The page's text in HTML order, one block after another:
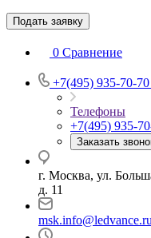
Подать заявку
0 Сравнение
+7(495) 935-70-70
Телефоны
+7(495) 935-
Заказать
г. Москва, ул.
д. 11
msk.info@ledvance.ru